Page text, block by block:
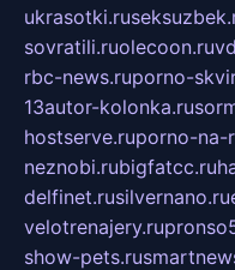
ukrasotki.ru
sovratili.ruolecoon.ru
rbc-news.ruporno-
13autor-kolonka.ru
hostserve.ruporno-na-
neznobi.rubigfatcc.ru
delfinet.rusilvernano.ru
velotrenajery.ru
show-pets.ru